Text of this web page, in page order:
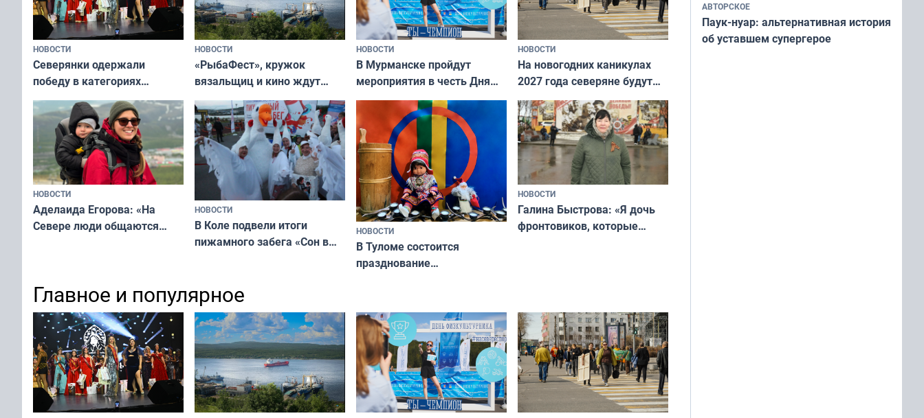
НОВОСТИ
Северянки одержали
победу в категориях
всероссийского конкурса
«Мисс и Миссис Великая
Русь»
НОВОСТИ
«РыбаФест», кружок
вязальщиц и кино ждут
мурманчан в эти выходные
НОВОСТИ
В Мурманске пройдут
мероприятия в честь Дня
физкультурника
НОВОСТИ
На новогодних каникулах
2027 года северяне будут
отдыхать 11 дней
НОВОСТИ
Аделаида Егорова: «На
Севере люди общаются
НОВОСТИ
В Коле подвели итоги
пижамного забега «Сон в
НОВОСТИ
В Туломе состоится
празднование
НОВОСТИ
Галина Быстрова: «Я дочь
фронтовиков, которые
Главное и популярное
АВТОРСКОЕ
Паук-нуар: альтернативная история
об уставшем супергерое